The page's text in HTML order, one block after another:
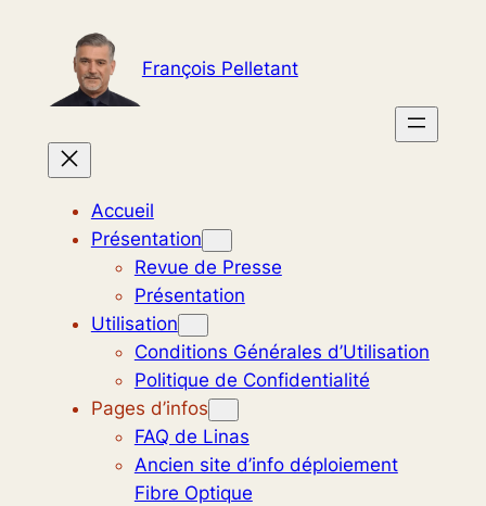
contenu
François Pelletant
Accueil
Présentation
Revue de Presse
Présentation
Utilisation
Conditions Générales d’Utilisation
Politique de Confidentialité
Pages d’infos
FAQ de Linas
Ancien site d’info déploiement
Fibre Optique